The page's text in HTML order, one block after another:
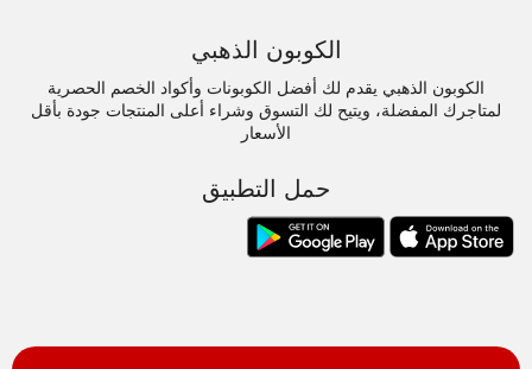
الكوبون الذهبي
الكوبون الذهبي يقدم لك أفضل الكوبونات وأكواد الخصم الحصرية
لمتاجرك المفضلة، ويتيح لك التسوق وشراء أعلى المنتجات جودة بأقل
الأسعار
حمل التطبيق